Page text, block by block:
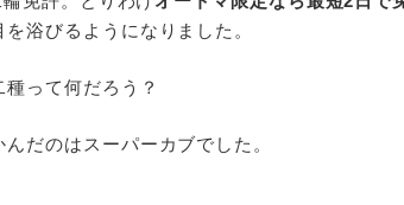
浴びるようになりました。
って何だろう？
だのはスーパーカブでした。